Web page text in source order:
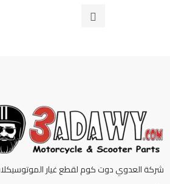
شركة العدوي دوت كوم لقطع غيار